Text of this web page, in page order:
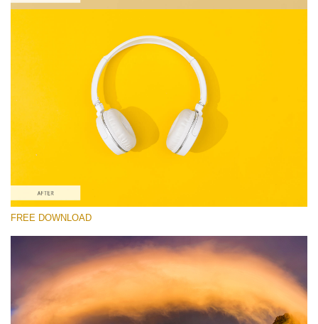
Please select
Colorful Landscape
Portrait Complete
Entire Collection
Free download
FREE DOWNLOAD